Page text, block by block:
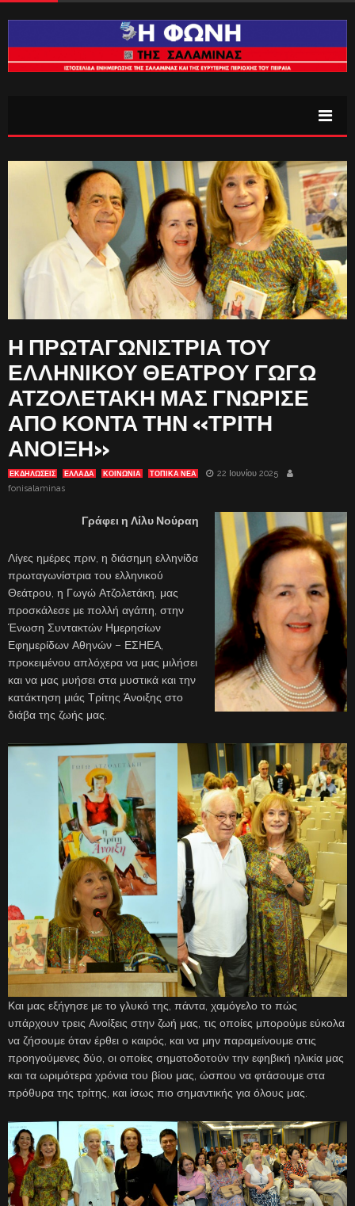
Η ΠΡΩΤΑΓΩΝΙΣΤΡΙΑ ΤΟΥ
ΕΛΛΗΝΙΚΟΥ ΘΕΑΤΡΟΥ ΓΩΓΩ
ΑΤΖΟΛΕΤΑΚΗ ΜΑΣ ΓΝΩΡΙΣΕ
ΑΠΟ ΚΟΝΤΑ ΤΗΝ «ΤΡΙΤΗ
ΑΝΟΙΞΗ»
ΕΚΔΗΛΏΣΕΙΣ ΕΛΛΑΔΑ ΚΟΙΝΩΝΙΑ ΤΟΠΙΚΑ ΝΕΑ
22 Ιουνίου 2025
fonisalaminas
Γράφει η Λίλυ Νούραη
Λίγες ημέρες πριν, η διάσημη ελληνίδα
πρωταγωνίστρια του ελληνικού
Θεάτρου, η Γωγώ Ατζολετάκη, μας
προσκάλεσε με πολλή αγάπη, στην
Ένωση Συντακτών Ημερησίων
Εφημερίδων Αθηνών – ΕΣΗΕΑ,
προκειμένου απλόχερα να μας μιλήσει
και να μας μυήσει στα μυστικά και την
κατάκτηση μιάς Τρίτης Άνοιξης στο
διάβα της ζωής μας.
Και μας εξήγησε με το γλυκό της, πάντα, χαμόγελο το πώς
υπάρχουν τρεις Ανοίξεις στην ζωή μας, τις οποίες μπορούμε εύκολα
να ζήσουμε όταν έρθει ο καιρός, και να μην παραμείνουμε στις
προηγούμενες δύο, οι οποίες σηματοδοτούν την εφηβική ηλικία μας
και τα ωριμότερα χρόνια του βίου μας, ώσπου να φτάσουμε στα
πρόθυρα της τρίτης, και ίσως πιο σημαντικής για όλους μας.